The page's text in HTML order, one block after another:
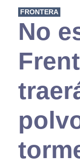
FRONTERA
No